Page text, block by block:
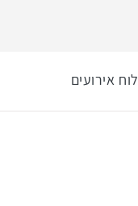
לוח אירועים